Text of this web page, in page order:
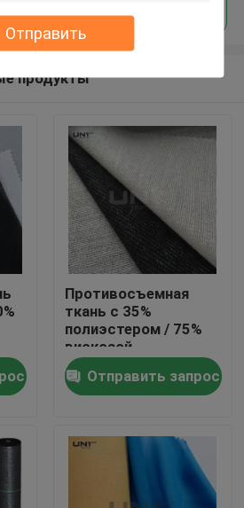
Отправить
продукты
Противосъемная
ткань с 35%
полиэстером / 75%
вискозой
Отправить запрос